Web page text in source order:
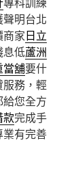
明台北
家日立
息低蘆洲
當舖要什
服務，輕
您全方
款完成手
業有完善